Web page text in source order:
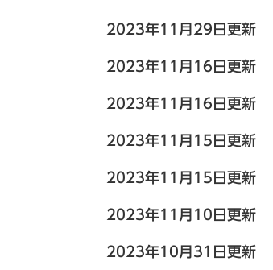
2023年11月29日更新
2023年11月16日更新
2023年11月16日更新
2023年11月15日更新
2023年11月15日更新
2023年11月10日更新
2023年10月31日更新